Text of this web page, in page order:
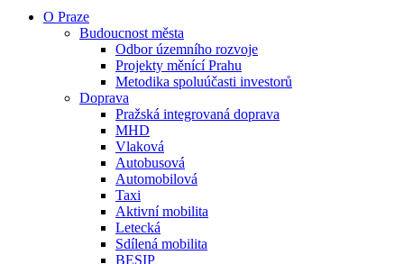
O Praze
Budoucnost města
Odbor územního rozvoje
Projekty měnící Prahu
Metodika spoluúčasti investorů
Doprava
Pražská integrovaná doprava
MHD
Vlaková
Autobusová
Automobilová
Taxi
Aktivní mobilita
Letecká
Sdílená mobilita
BESIP